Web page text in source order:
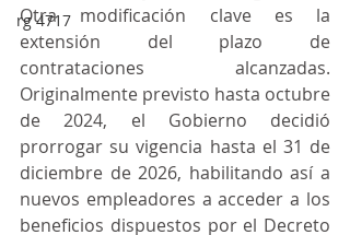
rg 4717
Otra modificación clave es la
extensión del plazo de
contrataciones alcanzadas.
Originalmente previsto hasta octubre
de 2024, el Gobierno decidió
prorrogar su vigencia hasta el 31 de
diciembre de 2026, habilitando así a
nuevos empleadores a acceder a los
beneficios dispuestos por el Decreto